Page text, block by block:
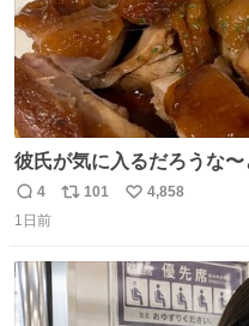
彼氏が気に入るだろうな
美味しい美味しい言ってく
返
信
4
リ
ト
101
い
数
4,858
1日前